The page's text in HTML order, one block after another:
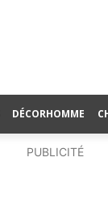
DÉCORHOMME
PUBLICITÉ